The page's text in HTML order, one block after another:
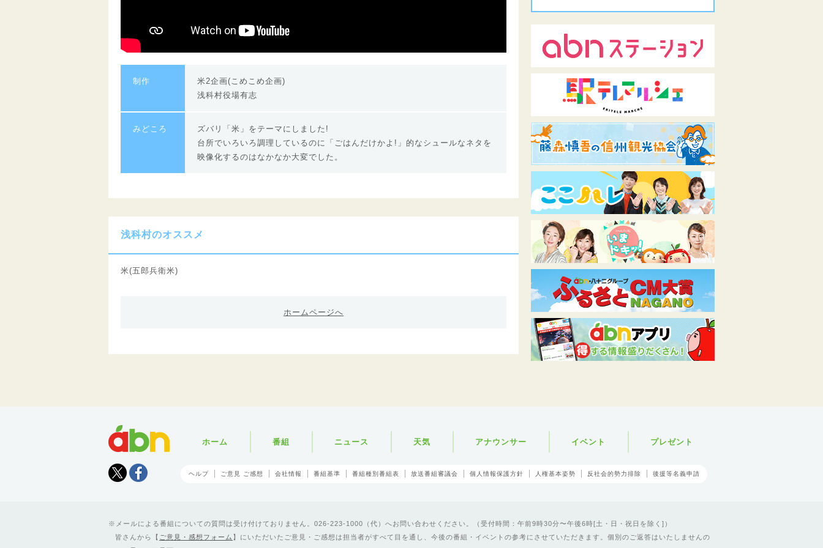
制作
米2企画(こめこめ企画)
浅科村役場有志
みどころ
ズバリ「米」をテーマにしました!
台所でいろいろ調理しているのに「ごはんだけかよ!」的なシュールなネタを
映像化するのはなかなか大変でした。
浅科村のオススメ
米(五郎兵衛米)
ホームページへ
Tweet
ホーム 番組 ニュース 天気 アナウンサー イベント プレゼント
ヘルプ ご意見 ご感想 会社情報 番組基準 番組種別番組表 放送番組審議会 個人情報保護方針 人権基本姿勢 反社会的勢力排除 後援等名義申請
メールによる番組についての質問は受け付けておりません。026-223-1000（代）へお問い合わせください。（受付時間：午前9時30分〜午後6時[土・日・祝日を除く]）
皆さんから【 ご意見・感想フォーム 】にいただいたご意見・ご感想は担当者がすべて目を通し、今後の番組・イベントの参考にさせていただきます。個別のご返答はいたしませんの